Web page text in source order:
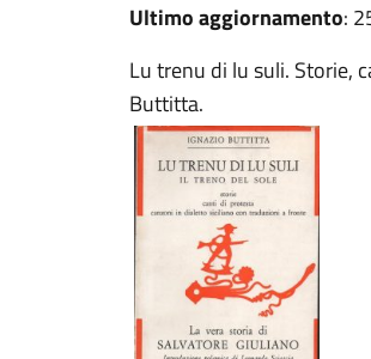
Ultimo aggiornamento:
Lu trenu di lu suli. Storie,
Buttitta.